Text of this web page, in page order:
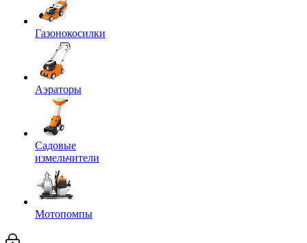
Газонокосилки
Аэраторы
Садовые
измельчители
Мотопомпы